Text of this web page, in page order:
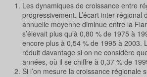
Les dynamiques de croissance entre
progressivement. L’écart inter-régional
annuelle moyenne diminue entre la
s’élevait plus qu’à 0,80 % de 1975 à
encore plus à 0,54 % de 1995 à 2003.
réduit davantage si on ne considère
années, où il se chiffre à 0,37 % de
Si l’on mesure la croissance régionale